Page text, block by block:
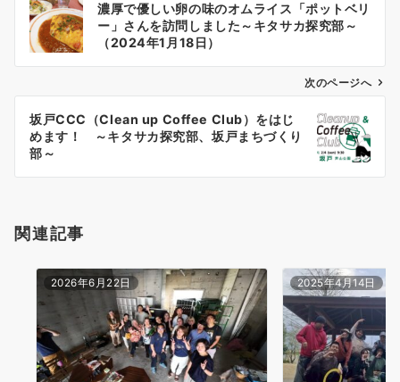
ビ
ン
濃厚で優しい卵の味のオムライス「ポットベリ
ー」さんを訪問しました～キタサカ探究部～
（2024年1月18日）
次のページへ
坂戸CCC（Clean up Coffee Club）をはじ
めます！ ～キタサカ探究部、坂戸まちづくり
部～
関連記事
2026年6月22日 2025年4月14日